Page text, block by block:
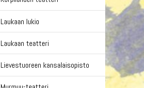
Laukaan lukio
Laukaan teatteri
Lievestuoreen kansalaisopisto